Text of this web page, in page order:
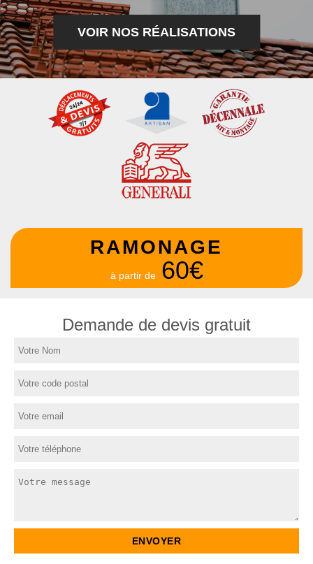
VOIR NOS RÉALISATIONS
RAMONAGE
à partir de 60€
Demande de devis gratuit